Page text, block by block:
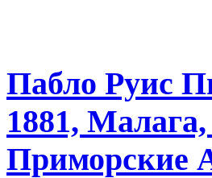
Пабло Руис
1881,
Приморские